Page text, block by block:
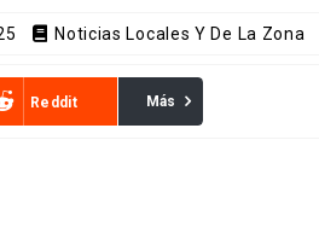
Noticias Locales Y De La Zona
Reddit Más